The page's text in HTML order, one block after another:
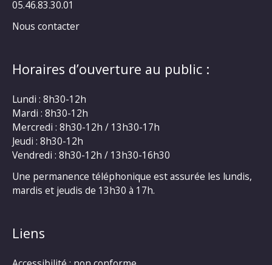
05.46.83.30.01
Nous contacter
Horaires d’ouverture au public :
Lundi : 8h30-12h
Mardi : 8h30-12h
Mercredi : 8h30-12h / 13h30-17h
Jeudi : 8h30-12h
Vendredi : 8h30-12h / 13h30-16h30
Une permanence téléphonique est assurée les lundis,
mardis et jeudis de 13h30 à 17h.
Liens